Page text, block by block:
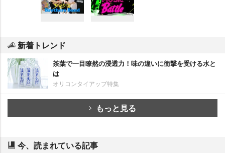
新着トレンド
茶葉で一目瞭然の浸透力！味の違いに衝撃を受ける水と
は
オリコンタイアップ特集
もっと見る
今、読まれている記事